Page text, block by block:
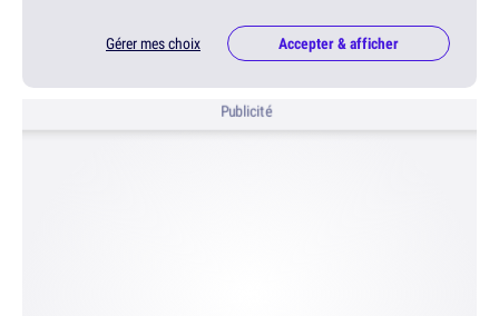
Gérer mes choix Accepter & afficher
Publicité